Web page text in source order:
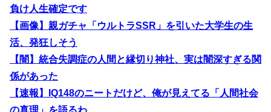
負け人生確定です
【画像】親ガチャ「ウルトラSSR」を引いた大学生の生
活、発狂しそう
【闇】統合失調症の人間と縁切り神社、実は闇深すぎる関
係があった
【速報】IQ148のニートだけど、俺が見えてる「人間社会
の真理」を語るわ